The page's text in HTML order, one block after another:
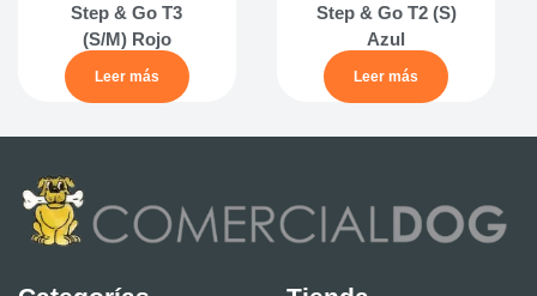
Step & Go T3
(S/M) Rojo
Leer más
Step & Go T2 (S)
Azul
Leer más